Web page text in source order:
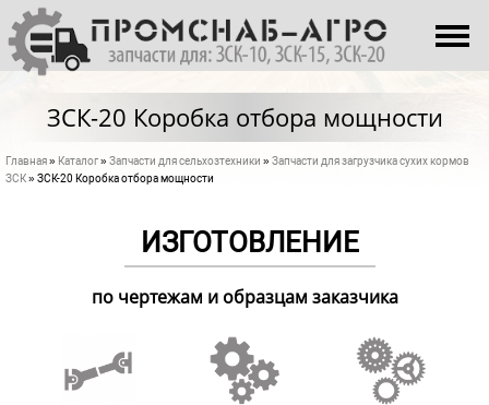
Перейти к основному содержанию
О НАС
КАТАЛОГ
ПРОИЗВОДСТВО
КОНТАКТЫ
ЗСК-20 Коробка отбора мощности
Вы здесь
Главная» Каталог» Запчасти для сельхозтехники » Запчасти для загрузчика сухих кормов
ЗСК» ЗСК-20 Коробка отбора мощности
ИЗГОТОВЛЕНИЕ
по чертежам и образцам заказчика